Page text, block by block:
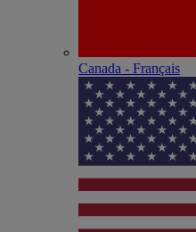
Canada - Français